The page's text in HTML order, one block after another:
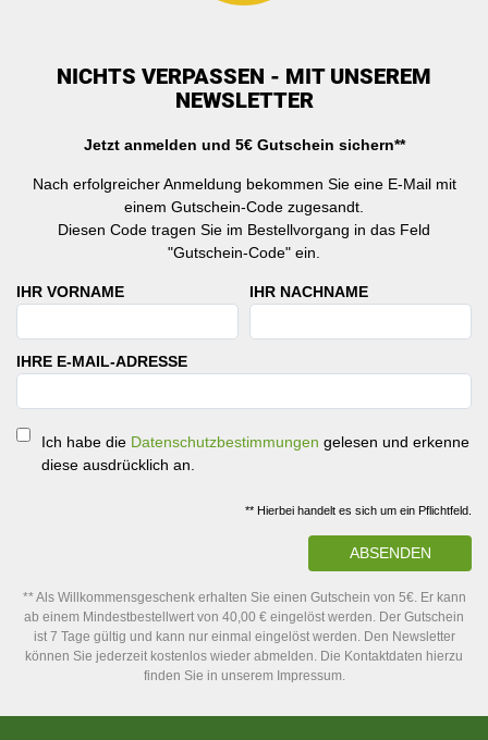
NICHTS VERPASSEN - MIT UNSEREM
NEWSLETTER
Jetzt anmelden und 5€ Gutschein sichern**
Nach erfolgreicher Anmeldung bekommen Sie eine E-Mail mit
einem Gutschein-Code zugesandt.
Diesen Code tragen Sie im Bestellvorgang in das Feld
"Gutschein-Code" ein.
IHR VORNAME IHR NACHNAME
IHRE E-MAIL-ADRESSE
Ich habe die Datenschutzbestimmungen gelesen und erkenne
diese ausdrücklich an.
** Hierbei handelt es sich um ein Pflichtfeld.
ABSENDEN
** Als Willkommensgeschenk erhalten Sie einen Gutschein von 5€. Er kann
ab einem Mindestbestellwert von 40,00 € eingelöst werden. Der Gutschein
ist 7 Tage gültig und kann nur einmal eingelöst werden. Den Newsletter
können Sie jederzeit kostenlos wieder abmelden. Die Kontaktdaten hierzu
finden Sie in unserem Impressum.